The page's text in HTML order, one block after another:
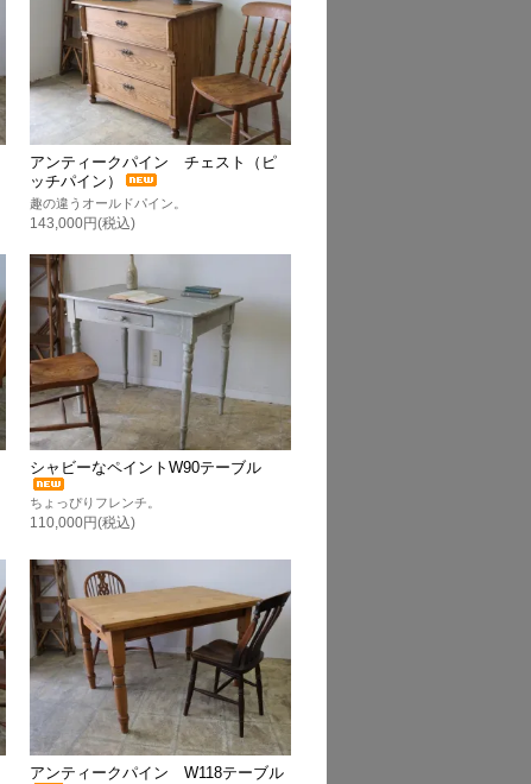
アンティークパイン チェスト（ピ
ッチパイン）
趣の違うオールドパイン。
143,000円(税込)
シャビーなペイントW90テーブル
ちょっぴりフレンチ。
110,000円(税込)
アンティークパイン W118テーブル